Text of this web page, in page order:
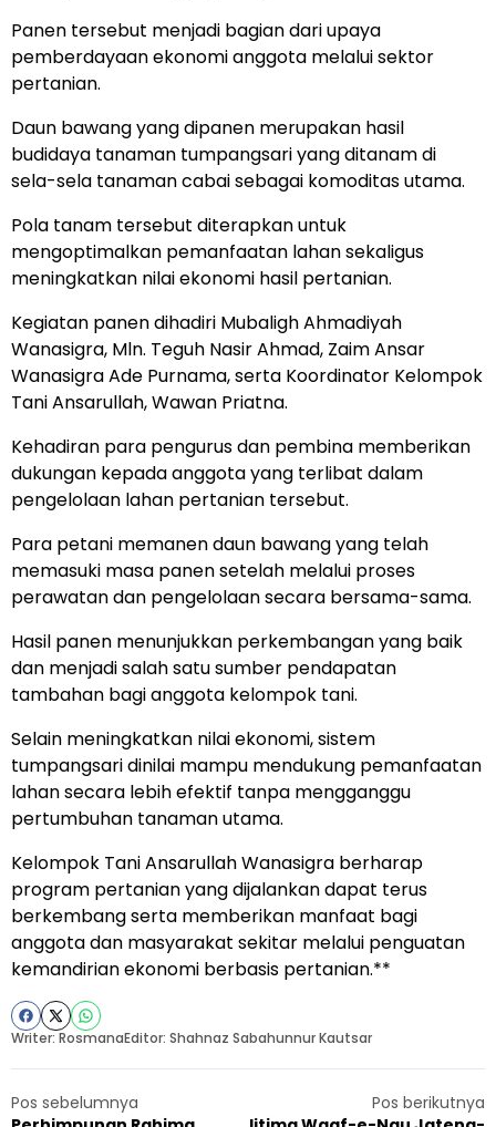
Panen tersebut menjadi bagian dari upaya
pemberdayaan ekonomi anggota melalui sektor
pertanian.
Daun bawang yang dipanen merupakan hasil
budidaya tanaman tumpangsari yang ditanam di
sela-sela tanaman cabai sebagai komoditas utama.
Pola tanam tersebut diterapkan untuk
mengoptimalkan pemanfaatan lahan sekaligus
meningkatkan nilai ekonomi hasil pertanian.
Kegiatan panen dihadiri Mubaligh Ahmadiyah
Wanasigra, Mln. Teguh Nasir Ahmad, Zaim Ansar
Wanasigra Ade Purnama, serta Koordinator Kelompok
Tani Ansarullah, Wawan Priatna.
Kehadiran para pengurus dan pembina memberikan
dukungan kepada anggota yang terlibat dalam
pengelolaan lahan pertanian tersebut.
Para petani memanen daun bawang yang telah
memasuki masa panen setelah melalui proses
perawatan dan pengelolaan secara bersama-sama.
Hasil panen menunjukkan perkembangan yang baik
dan menjadi salah satu sumber pendapatan
tambahan bagi anggota kelompok tani.
Selain meningkatkan nilai ekonomi, sistem
tumpangsari dinilai mampu mendukung pemanfaatan
lahan secara lebih efektif tanpa mengganggu
pertumbuhan tanaman utama.
Kelompok Tani Ansarullah Wanasigra berharap
program pertanian yang dijalankan dapat terus
berkembang serta memberikan manfaat bagi
anggota dan masyarakat sekitar melalui penguatan
kemandirian ekonomi berbasis pertanian.**
Writer: RosmanaEditor: Shahnaz Sabahunnur Kautsar
Pos sebelumnya
Pos berikutnya